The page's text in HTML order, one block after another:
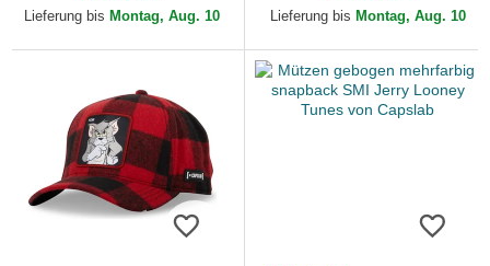
Capslab
Lieferung bis Montag, Aug. 10 Lieferung bis Montag, Aug. 10